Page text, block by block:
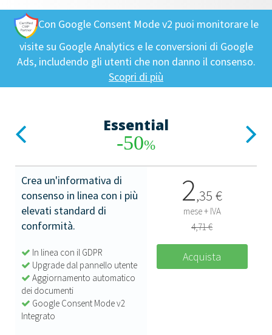
Con Google Consent Mode v2 puoi monitorare le
visite su Google Analytics e le conversioni di Google
Ads, includendo gli utenti che non danno il consenso.
Scopri di più
Essential
-50%
Crea un'informativa di
consenso in linea con i più
elevati standard di
conformità.
In linea con il GDPR
Upgrade dal pannello utente
Aggiornamento automatico
dei documenti
Google Consent Mode v2
Integrato
2,35 €
mese + IVA
4,71 €
Acquista